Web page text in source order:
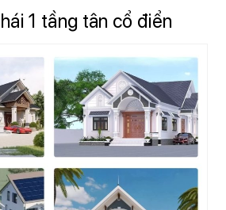
1 tầng tân cổ điển